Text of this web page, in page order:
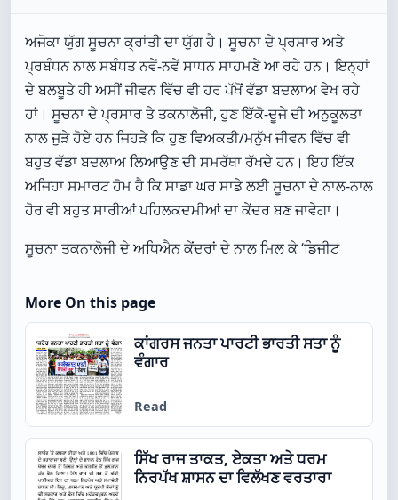
ਅਜੋਕਾ ਯੁੱਗ ਸੂਚਨਾ ਕ੍ਰਾਂਤੀ ਦਾ ਯੁੱਗ ਹੈ। ਸੂਚਨਾ ਦੇ ਪ੍ਰਸਾਰ ਅਤੇ
ਪ੍ਰਬੰਧਨ ਨਾਲ ਸਬੰਧਤ ਨਵੇਂ-ਨਵੇਂ ਸਾਧਨ ਸਾਹਮਣੇ ਆ ਰਹੇ ਹਨ। ਇਨ੍ਹਾਂ
ਦੇ ਬਲਬੂਤੇ ਹੀ ਅਸੀਂ ਜੀਵਨ ਵਿੱਚ ਵੀ ਹਰ ਪੱਖੋਂ ਵੱਡਾ ਬਦਲਾਅ ਵੇਖ ਰਹੇ
ਹਾਂ। ਸੂਚਨਾ ਦੇ ਪ੍ਰਸਾਰ ਤੇ ਤਕਨਾਲੋਜੀ, ਹੁਣ ਇੱਕੋ-ਦੂਜੇ ਦੀ ਅਨੁਕੂਲਤਾ
ਨਾਲ ਜੁੜੇ ਹੋਏ ਹਨ ਜਿਹੜੇ ਕਿ ਹੁਣ ਵਿਅਕਤੀ/ਮਨੁੱਖ ਜੀਵਨ ਵਿੱਚ ਵੀ
ਬਹੁਤ ਵੱਡਾ ਬਦਲਾਅ ਲਿਆਉਣ ਦੀ ਸਮਰੱਥਾ ਰੱਖਦੇ ਹਨ। ਇਹ ਇੱਕ
ਅਜਿਹਾ ਸਮਾਰਟ ਹੋਮ ਹੈ ਕਿ ਸਾਡਾ ਘਰ ਸਾਡੇ ਲਈ ਸੂਚਨਾ ਦੇ ਨਾਲ-ਨਾਲ
ਹੋਰ ਵੀ ਬਹੁਤ ਸਾਰੀਆਂ ਪਹਿਲਕਦਮੀਆਂ ਦਾ ਕੇਂਦਰ ਬਣ ਜਾਵੇਗਾ।
ਸੂਚਨਾ ਤਕਨਾਲੋਜੀ ਦੇ ਅਧਿਐਨ ਕੇਂਦਰਾਂ ਦੇ ਨਾਲ ਮਿਲ ਕੇ ‘ਡਿਜੀਟ
More On this page
ਕਾਂਗਰਸ ਜਨਤਾ ਪਾਰਟੀ ਭਾਰਤੀ ਸਤਾ ਨੂੰ
ਵੰਗਾਰ
Read
ਸਿੱਖ ਰਾਜ ਤਾਕਤ, ਏਕਤਾ ਅਤੇ ਧਰਮ
ਨਿਰਪੱਖ ਸ਼ਾਸਨ ਦਾ ਵਿਲੱਖਣ ਵਰਤਾਰਾ